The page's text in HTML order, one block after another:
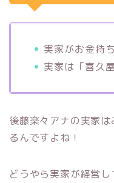
実家がお金持
実家は「喜久
後藤楽々アナの実家
るんですよね！
どうやら実家が経営